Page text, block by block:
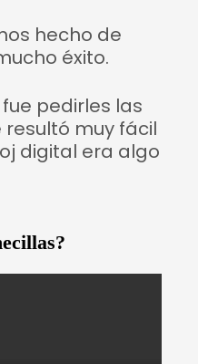
hecho de
éxito.
fue pedirles las
muy fácil
digital era algo